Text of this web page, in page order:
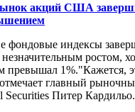
акций США
фондовые индексы
ростом,
превышал 1%."Кажется,
главный
Securities Питер